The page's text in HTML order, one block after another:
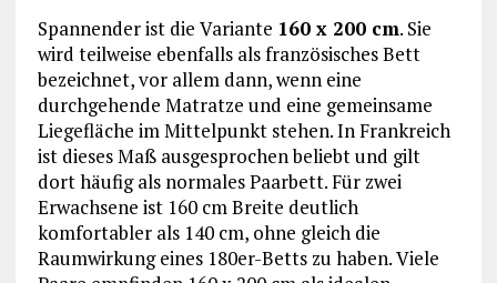
Spannender ist die Variante 160 x 200 cm. Sie
wird teilweise ebenfalls als französisches Bett
bezeichnet, vor allem dann, wenn eine
durchgehende Matratze und eine gemeinsame
Liegefläche im Mittelpunkt stehen. In Frankreich
ist dieses Maß ausgesprochen beliebt und gilt
dort häufig als normales Paarbett. Für zwei
Erwachsene ist 160 cm Breite deutlich
komfortabler als 140 cm, ohne gleich die
Raumwirkung eines 180er-Betts zu haben. Viele